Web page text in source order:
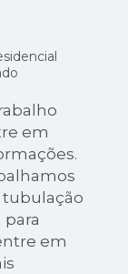
em
tubulação
para
em